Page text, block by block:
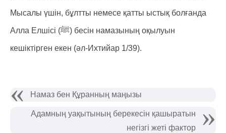
Мысалы үшін, бұлтты немесе қатты ыстық болғанда
Алла Елшісі (ﷺ) бесін намазының оқылуын
кешіктірген екен (әл-Ихтийар 1/39).
Намаз бен Құранның маңызы
Адамның уақытының берекесін қашыратын
негізгі жеті фактор